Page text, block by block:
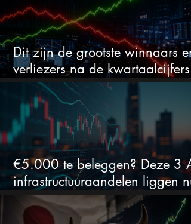
Dit zijn de grootste winnaars en
verliezers na de kwartaalcijfers
(2 springen eruit)
€5.000 te beleggen? Deze 3
infrastructuuraandelen liggen nu
in de uitverkoop